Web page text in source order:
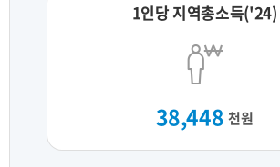
1인당 지역총소득('24)
38,448 천원